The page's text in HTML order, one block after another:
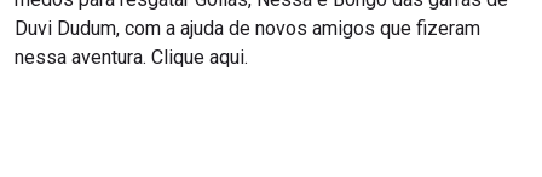
Duvi Dudum, com a ajuda de novos amigos que fizeram
nessa aventura. Clique aqui.